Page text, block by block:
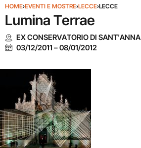
HOME›EVENTI E MOSTRE›LECCE›LECCE
Lumina Terrae
EX CONSERVATORIO DI SANT'ANNA
03/12/2011 –08/01/2012